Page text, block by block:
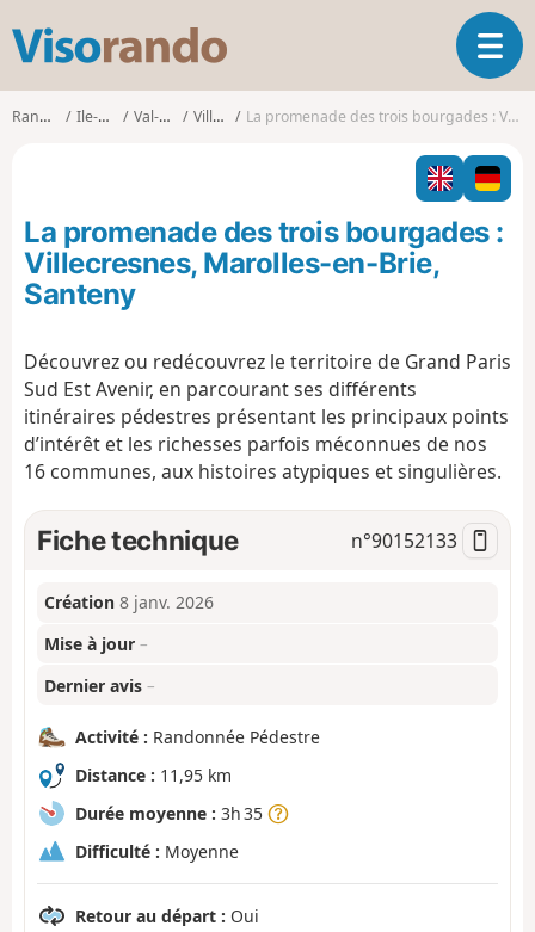
s
o
O
u
i
r
l
a
g
t
n
Randonnées Ile-de-France Val-de-Marne Villecresnes La promenade des trois bourgades : Villecresnes, Marolles-en-Brie, Santeny
La promenade des trois bourgades :
Villecresnes, Marolles-en-Brie,
Santeny
Découvrez ou redécouvrez le territoire de Grand Paris
Sud Est Avenir, en parcourant ses différents
itinéraires pédestres présentant les principaux points
d’intérêt et les richesses parfois méconnues de nos
16 communes, aux histoires atypiques et singulières.
Fiche technique n°90152133
Création 8 janv. 2026
Mise à jour –
Dernier avis –
Activité : Randonnée Pédestre
Distance : 11,95 km
Durée moyenne : 3h 35
Difficulté : Moyenne
Retour au départ : Oui